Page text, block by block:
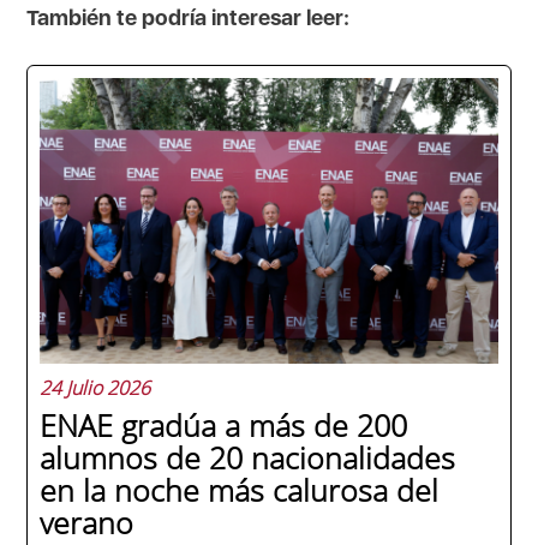
También te podría interesar leer:
24 Julio 2026
ENAE gradúa a más de 200
alumnos de 20 nacionalidades
en la noche más calurosa del
verano